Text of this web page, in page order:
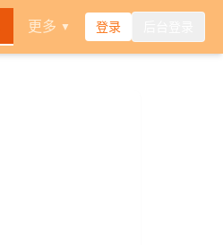
更多 ▼ 登录